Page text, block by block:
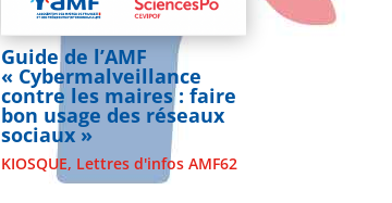
Guide de l’AMF
« Cybermalveillance
contre les maires : faire
bon usage des réseaux
sociaux »
KIOSQUE, Lettres d'infos AMF62